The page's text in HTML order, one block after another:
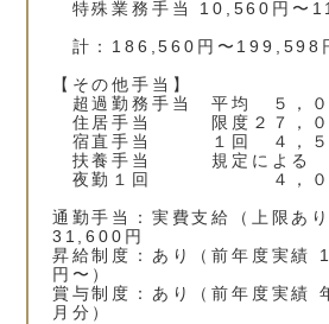
特殊業務手当 10,560円〜
計：186,560円〜199,598
【その他手当】
超過勤務手当 平均 ５，０
住居手当 限度２７，０
宿直手当 １回 ４，５
扶養手当 規定による
夜勤１回 ４，００
通勤手当：実費支給（上限あ
31,600円
昇給制度：あり（前年度実績
円〜）
賞与制度：あり（前年度実績
月分）